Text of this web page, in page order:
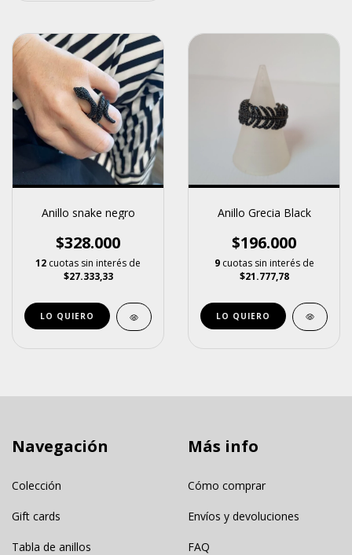
Anillo snake negro
$328.000
12 cuotas sin interés de
$27.333,33
LO QUIERO
Anillo Grecia Black
$196.000
9 cuotas sin interés de
$21.777,78
LO QUIERO
Navegación
Colección
Gift cards
Tabla de anillos
Más info
Cómo comprar
Envíos y devoluciones
FAQ